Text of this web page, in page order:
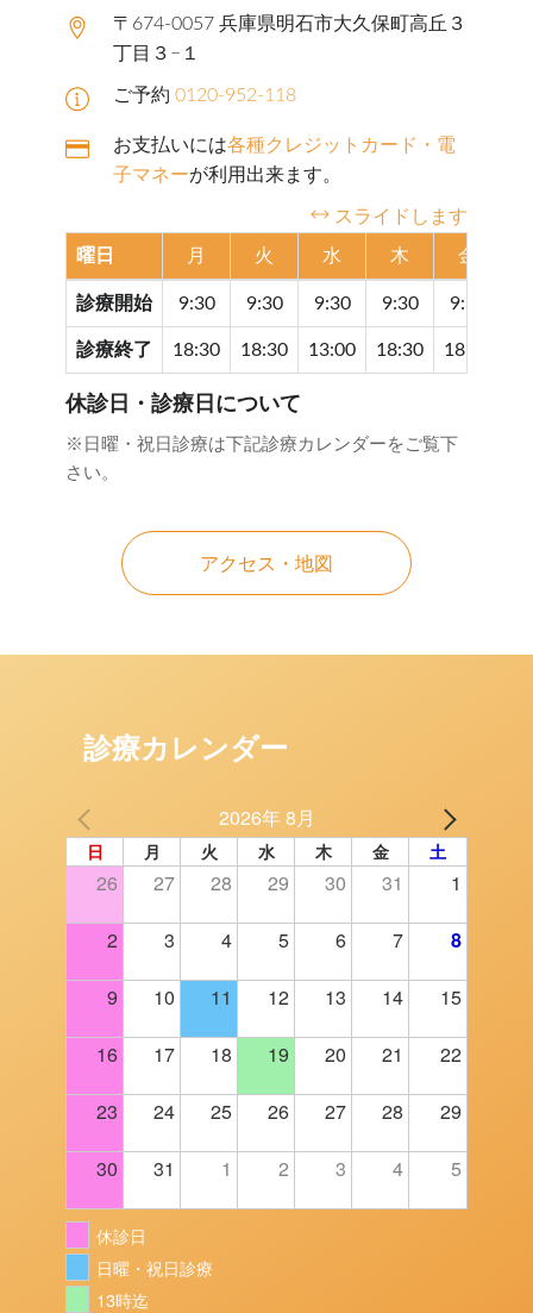
〒674-0057 兵庫県明石市大久保町高丘３
丁目３−１
ご予約 0120-952-118
お支払いには各種クレジットカード・電
子マネーが利用出来ます。
スライドします
曜日 月 火 水 木 金
診療開始 9:30 9:30 9:30 9:30 9:30
診療終了 18:30 18:30 13:00 18:30 18:30
休診日・診療日について
※日曜・祝日診療は下記診療カレンダーをご覧下
さい。
アクセス・地図
診療カレンダー
2026年 8月
日 月 火 水 木 金 土
26 27 28 29 30 31 1
2 3 4 5 6 7 8
9 10 11 12 13 14 15
16 17 18 19 20 21 22
23 24 25 26 27 28 29
30 31 1 2 3 4 5
休診日
日曜・祝日診療
13時迄